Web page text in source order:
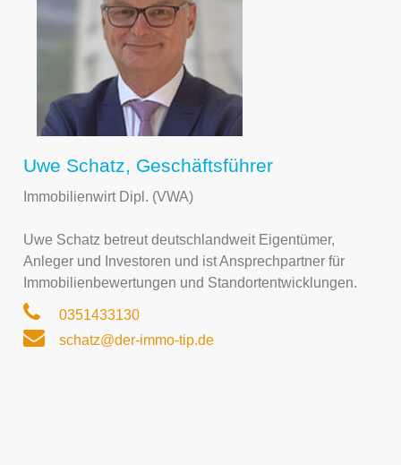
Uwe Schatz, Geschäftsführer
Immobilienwirt Dipl. (VWA)
Uwe Schatz betreut deutschlandweit Eigentümer,
Anleger und Investoren und ist Ansprechpartner für
Immobilienbewertungen und Standortentwicklungen.
0351433130
schatz@der-immo-tip.de